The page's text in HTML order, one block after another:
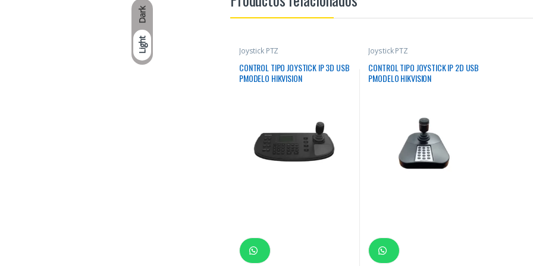
Dark
Light Joystick PTZ
CONTROL TIPO JOYSTICK IP 3D USB
PMODELO HIKVISION
Joystick PTZ
CONTROL TIPO JOYSTICK IP 2D USB
PMODELO HIKVISION